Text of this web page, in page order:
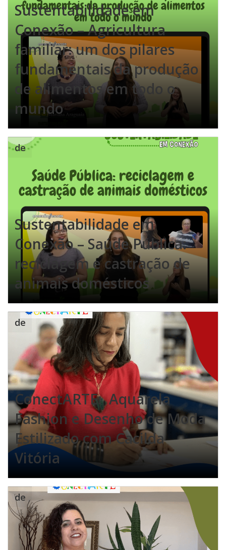
Sustentabilidade em
Conexão – Agricultura
familiar: um dos pilares
fundamentais da produção
de alimentos em todo o
mundo
Sustentabilidade em
Conexão – Saúde Pública:
reciclagem e castração de
animais domésticos
de
ConectARTE: Aquarela
Fashion e Desenho de Moda
Estilizado com Cacilda
Vitória
de
de